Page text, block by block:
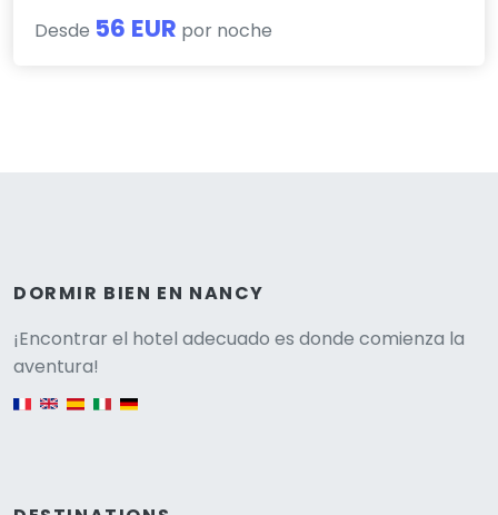
Desde 56 EUR por noche
DORMIR BIEN EN NANCY
¡Encontrar el hotel adecuado es donde comienza la
aventura!